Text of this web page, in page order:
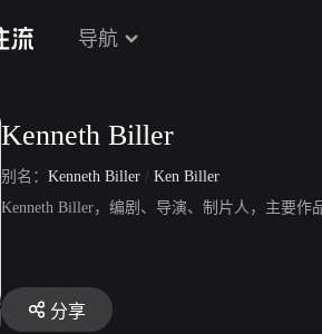
导航
Kenneth Biller
别名： Kenneth Biller / Ken Biller
Kenneth Biller，编剧、导演、制片人，主要
分享